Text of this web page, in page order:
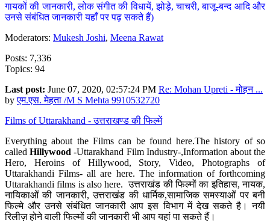
गायकों की जानकारी, लोक संगीत की विधायें, झोड़े, चाचरी, बाजू-बन्द आदि और
उनसे संबंधित जानकारी यहाँ पर पढ़ सकते हैं)
Moderators: Mukesh Joshi, Meena Rawat
Posts: 7,336
Topics: 94
Last post: June 07, 2020, 02:57:24 PM Re: Mohan Upreti - मोहन ...
byएम.एस. मेहता /M S Mehta 9910532720
Films of Uttarakhand - उत्तराखण्ड की फिल्में
Everything about the Films can be found here.The history of so
calledHillywood-Uttarakhand Film Industry-,Information about the
Hero, Heroins of Hillywood, Story, Video, Photographs of
Uttarakhandi Films- all are here. The information of forthcoming
Uttarakhandi films is also here. उत्तराखंड की फिल्मों का इतिहास, नायक,
नायिकाओं की जानकारी, उत्तराखंड की धार्मिक,सामाजिक समस्याओं पर बनी
फिल्मे और उनसे संबंधित जानकारी आप इस विभाग में देख सकते है। नयी
रिलीज़ होने वाली फिल्मों की जानकारी भी आप यहां पा सकते हैं।